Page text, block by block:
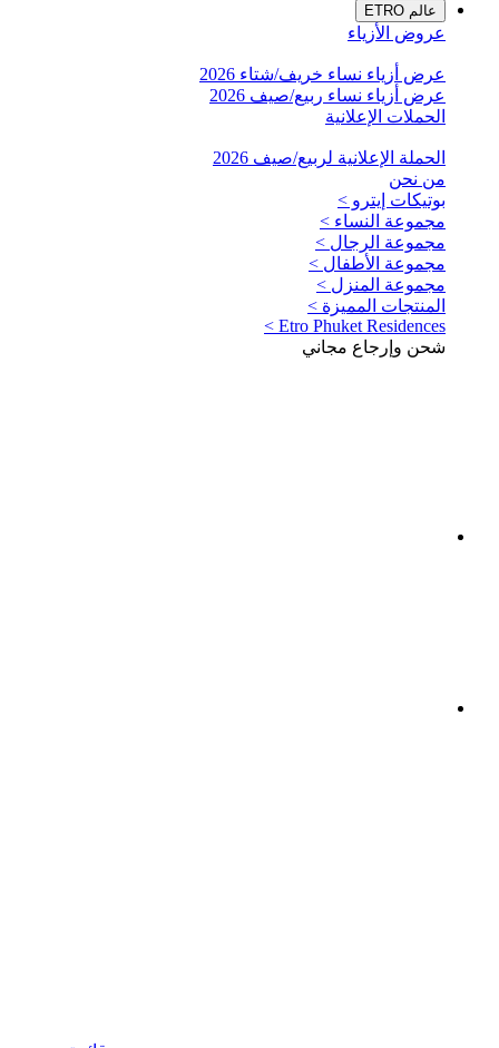
عالم ETRO
عروض الأزياء
عرض أزياء نساء خريف/شتاء 2026
عرض أزياء نساء ربيع/صيف 2026
الحملات الإعلانية
الحملة الإعلانية لربيع/صيف 2026
من نحن
بوتيكات إيترو >
مجموعة النساء >
مجموعة الرجال >
مجموعة الأطفال >
مجموعة المنزل >
المنتجات المميزة >
Etro Phuket Residences >
شحن وإرجاع مجاني